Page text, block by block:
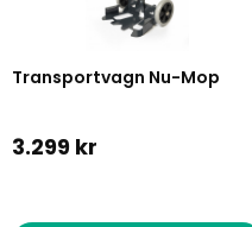
Transportvagn Nu-Mop
3.299 kr